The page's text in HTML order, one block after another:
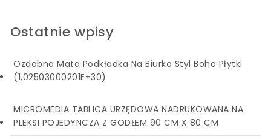
Ostatnie wpisy
Ozdobna Mata Podkładka Na Biurko Styl Boho Płytki
(1,02503000201E+30)
MICROMEDIA TABLICA URZĘDOWA NADRUKOWANA NA
PLEKSI POJEDYNCZA Z GODŁEM 90 CM X 80 CM